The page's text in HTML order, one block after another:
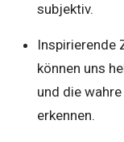
subjektiv.
Inspirierende
können uns
und die
erkennen.